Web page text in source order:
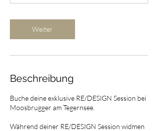
Weiter
Beschreibung
Buche deine exklusive RE/DESIGN Session bei
Moosbrugger am Tegernsee.
Während deiner RE/DESIGN Session widmen